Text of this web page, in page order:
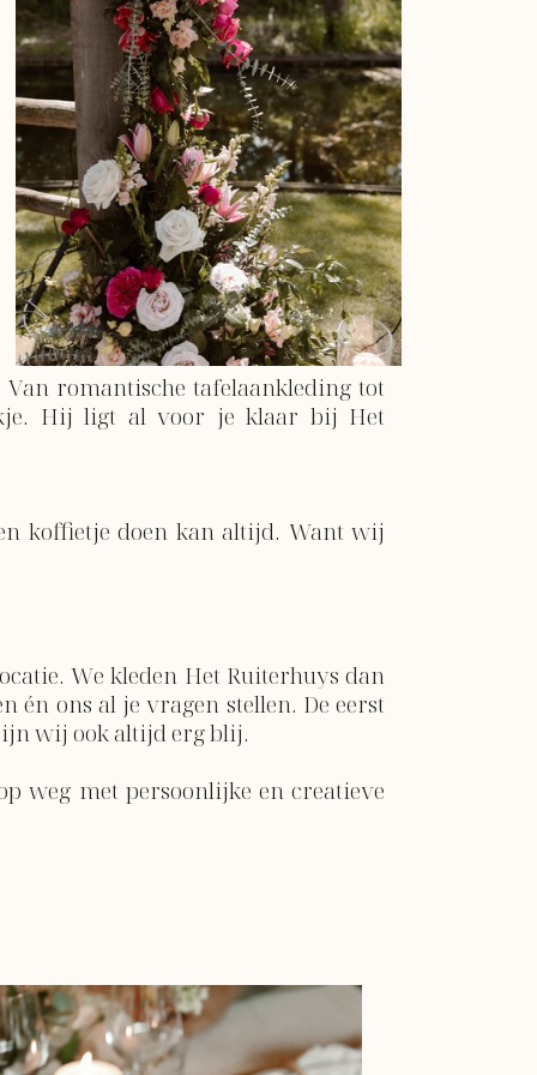
romantische tafelaankleding tot
Hij ligt al voor je klaar bij Het
koffietje doen kan altijd. Want wij
We kleden Het Ruiterhuys dan
ons al je vragen stellen. De eerst
wij ook altijd erg blij.
weg met persoonlijke en creatieve